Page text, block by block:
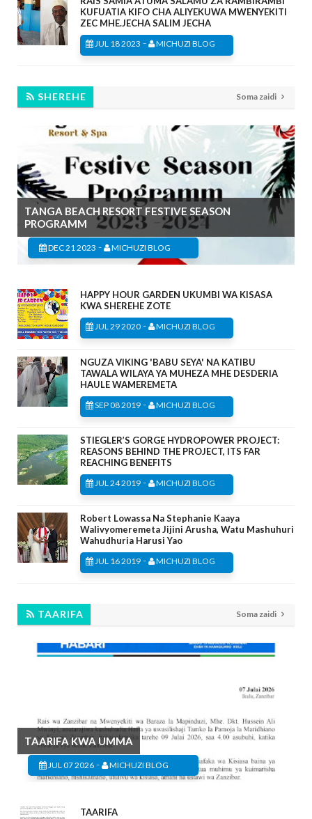
KUFUATIA KIFO CHA ALIYEKUWA MWENYEKITI
ZEC MHE.JECHA SALIM JECHA
JUL 18 2023 - MICHUZI BLOG
SHEREHE Soma zaidi
TANGA BEACH RESORT FESTIVE SEASON
PROGRAMM
DEC 21 2023 - MICHUZI BLOG
HAPPY HOUR GARDEN UKUMBI WA KISASA
KWA SHEREHE ZOTE
JUL 29 2020 - MICHUZI BLOG
NGUZA VIKING 'BABU SEYA' NA KATIBU
TAWALA WILAYA YA MUHEZA MHE DESDERIA
HAULE WAMEREMETA
SEP 08 2019 - MICHUZI BLOG
STIEGLER’S GORGE HYDROPOWER PROJECT:
REASONS BEHIND THE PROJECT, ITS FAR
REACHING BENEFITS
JUL 24 2019 - MICHUZI BLOG
Robert Lowassa Na Stephanie Kaaya
Walivyomeremeta Jijini Arusha, Watu Mashuhuri
Wahudhuria Harusi Yao
JUL 16 2019 - MICHUZI BLOG
TAARIFA Soma zaidi
TAARIFA KWA UMMA
JUL 07 2026 - MICHUZI BLOG
TAARIFA